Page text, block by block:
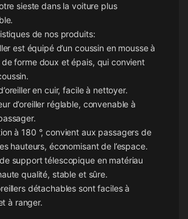
sieste dans la voiture plus
de nos produits:
est équipé d’un coussin en mousse à
de forme doux et épais, qui convient
en cuir, facile à nettoyer.
d’oreiller réglable, convenable à
à 180 °, convient aux passagers de
hauteurs, économisant de l’espace.
support télescopique en matériau
qualité, stable et sûre.
détachables sont faciles à
à ranger.